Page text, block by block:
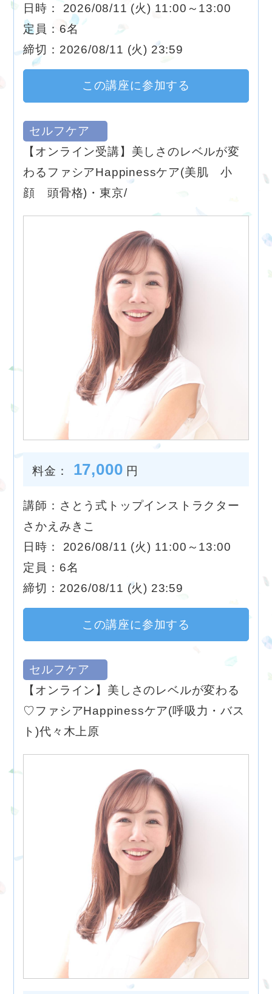
日時： 2026/08/11 (火) 11:00～13:00
定員：6名
締切：2026/08/11 (火) 23:59
この講座に参加する
セルフケア
【オンライン受講】美しさのレベルが変
わるファシアHappinessケア(美肌 小
顔 頭骨格)・東京/
料金： 17,000 円
講師：さとう式トップインストラクター
さかえみきこ
日時： 2026/08/11 (火) 11:00～13:00
定員：6名
締切：2026/08/11 (火) 23:59
この講座に参加する
セルフケア
【オンライン】美しさのレベルが変わる
♡ファシアHappinessケア(呼吸力・バス
ト)代々木上原